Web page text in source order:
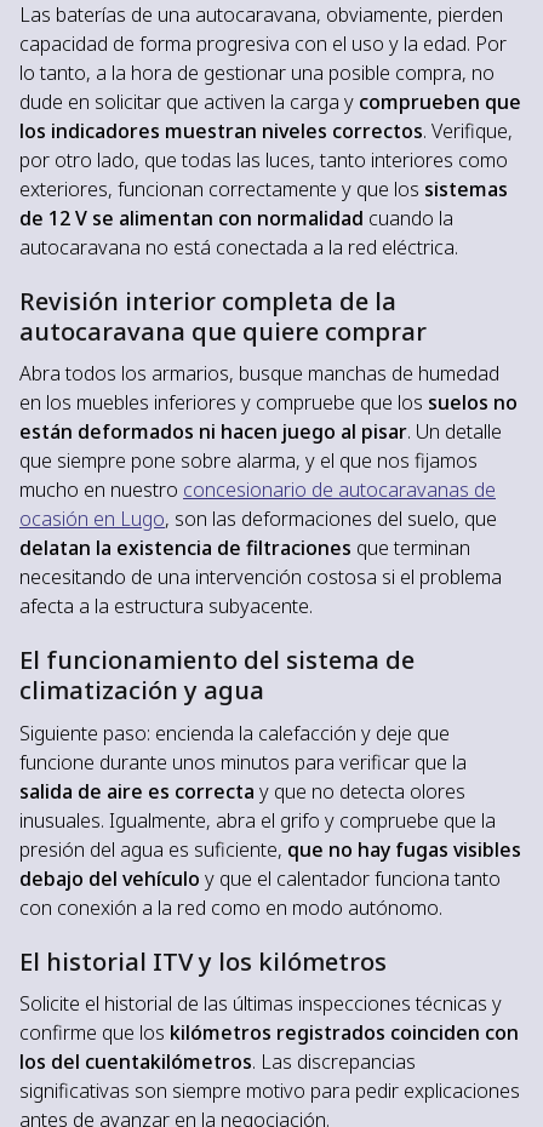
Las baterías de una autocaravana, obviamente, pierden
capacidad de forma progresiva con el uso y la edad. Por
lo tanto, a la hora de gestionar una posible compra, no
dude en solicitar que activen la carga y comprueben que
los indicadores muestran niveles correctos. Verifique,
por otro lado, que todas las luces, tanto interiores como
exteriores, funcionan correctamente y que los sistemas
de 12 V se alimentan con normalidad cuando la
autocaravana no está conectada a la red eléctrica.
Revisión interior completa de la
autocaravana que quiere comprar
Abra todos los armarios, busque manchas de humedad
en los muebles inferiores y compruebe que los suelos no
están deformados ni hacen juego al pisar. Un detalle
que siempre pone sobre alarma, y el que nos fijamos
mucho en nuestro concesionario de autocaravanas de
ocasión en Lugo, son las deformaciones del suelo, que
delatan la existencia de filtraciones que terminan
necesitando de una intervención costosa si el problema
afecta a la estructura subyacente.
El funcionamiento del sistema de
climatización y agua
Siguiente paso: encienda la calefacción y deje que
funcione durante unos minutos para verificar que la
salida de aire es correcta y que no detecta olores
inusuales. Igualmente, abra el grifo y compruebe que la
presión del agua es suficiente, que no hay fugas visibles
debajo del vehículo y que el calentador funciona tanto
con conexión a la red como en modo autónomo.
El historial ITV y los kilómetros
Solicite el historial de las últimas inspecciones técnicas y
confirme que los kilómetros registrados coinciden con
los del cuentakilómetros. Las discrepancias
significativas son siempre motivo para pedir explicaciones
antes de avanzar en la negociación.